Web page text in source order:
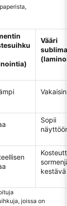
Vääri
Vakaisin
Sopii
kestävä
joissa on